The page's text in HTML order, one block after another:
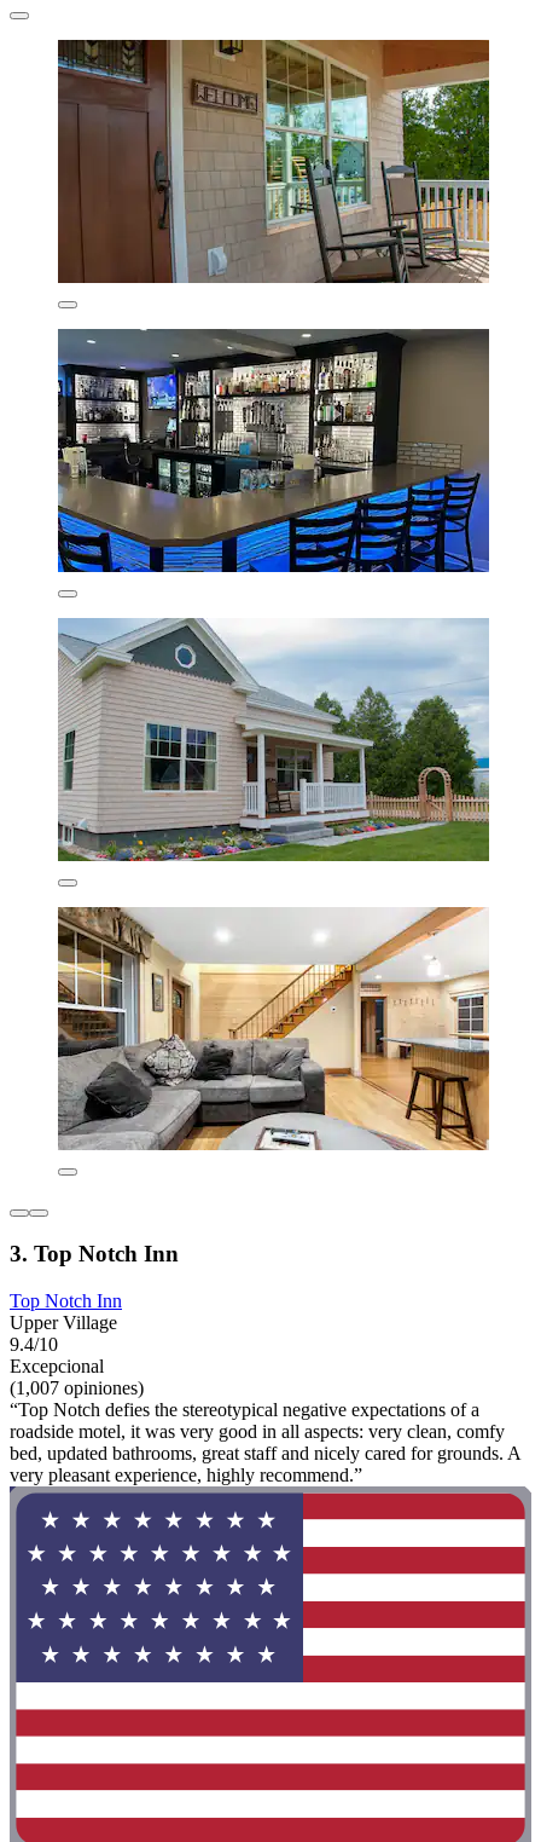
3. Top Notch Inn
Top Notch Inn
Upper Village
9.4/10
Excepcional
(1,007 opiniones)
“Top Notch defies the stereotypical negative expectations of a
roadside motel, it was very good in all aspects: very clean, comfy
bed, updated bathrooms, great staff and nicely cared for grounds. A
very pleasant experience, highly recommend.”